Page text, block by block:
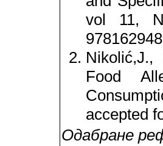
vol 11,
Food
accepted
Одабране